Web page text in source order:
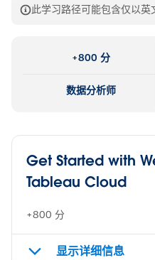
此学习路径可能包含仅以英
+800 分
数据分析师
Get Started with
Tableau Cloud
+800 分
显示详细信息